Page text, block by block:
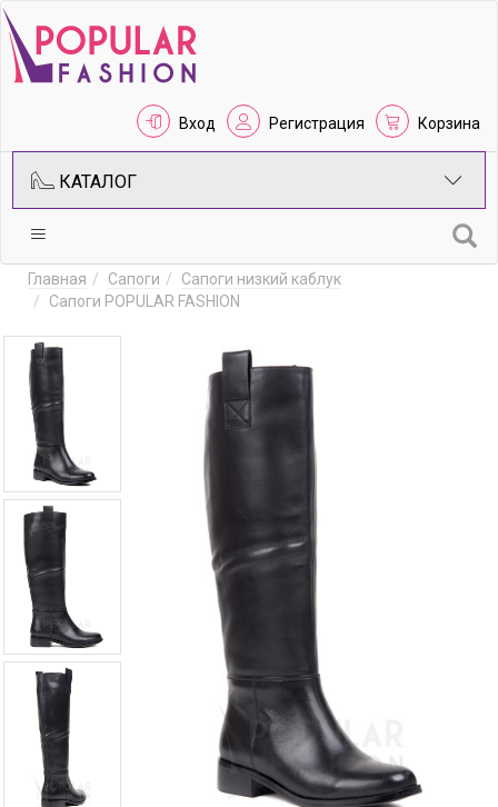
Вход Регистрация Корзина
КАТАЛОГ
Главная Сапоги
Сапоги низкий каблук
Сапоги POPULAR FASHION